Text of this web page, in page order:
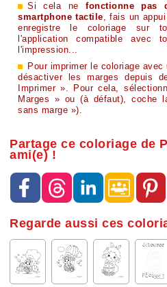
Si cela ne fonctionne pas
smartphone tactile, fais un
enregistre le coloriage sur
l'application compatible avec
l'impression...
Pour imprimer le coloriage
désactiver les marges depuis
Imprimer ». Pour cela,
Marges » ou (à défaut), coche
sans marge »).
Partage ce coloriage de
ami(e) !
Regarde aussi ces